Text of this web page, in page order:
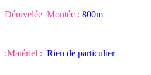
Dénivelée Montée : 800m
:Matériel : Rien de particulier